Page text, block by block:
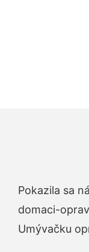
Pokazila sa
domaci-
Umývačku